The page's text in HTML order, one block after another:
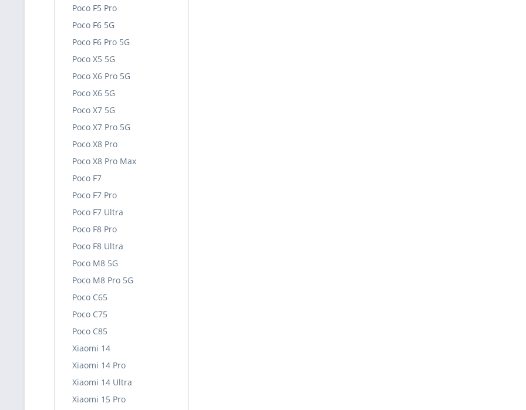
Poco F5 Pro
Poco F6 5G
Poco F6 Pro 5G
Poco X5 5G
Poco X6 Pro 5G
Poco X6 5G
Poco X7 5G
Poco X7 Pro 5G
Poco X8 Pro
Poco X8 Pro Max
Poco F7
Poco F7 Pro
Poco F7 Ultra
Poco F8 Pro
Poco F8 Ultra
Poco M8 5G
Poco M8 Pro 5G
Poco C65
Poco C75
Poco C85
Xiaomi 14
Xiaomi 14 Pro
Xiaomi 14 Ultra
Xiaomi 15 Pro